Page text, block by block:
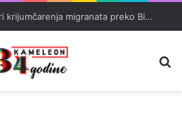
Uhapšeni organizatori krijumčarenja migranata preko BiH i Balkana